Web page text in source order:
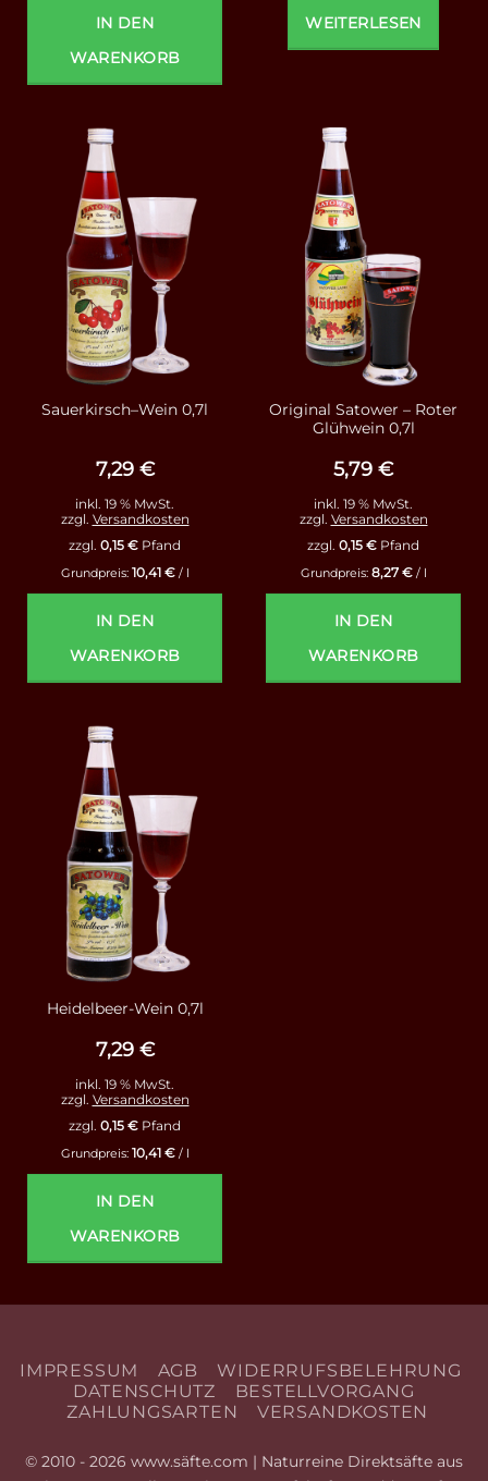
IN DEN
WARENKORB
WEITERLESEN
Sauerkirsch–Wein 0,7l
7,29 €
inkl. 19 % MwSt.
zzgl. Versandkosten
zzgl. 0,15 € Pfand
Grundpreis: 10,41 €/ l
IN DEN
WARENKORB
Original Satower – Roter
Glühwein 0,7l
5,79 €
inkl. 19 % MwSt.
zzgl. Versandkosten
zzgl. 0,15 € Pfand
Grundpreis: 8,27 €/ l
IN DEN
WARENKORB
Heidelbeer-Wein 0,7l
7,29 €
inkl. 19 % MwSt.
zzgl. Versandkosten
zzgl. 0,15 € Pfand
Grundpreis: 10,41 €/ l
IN DEN
WARENKORB
IMPRESSUM AGB
WIDERRUFSBELEHRUNG
DATENSCHUTZ
BESTELLVORGANG
ZAHLUNGSARTEN
VERSANDKOSTEN
© 2010 - 2026 www.säfte.com | Naturreine Direktsäfte aus